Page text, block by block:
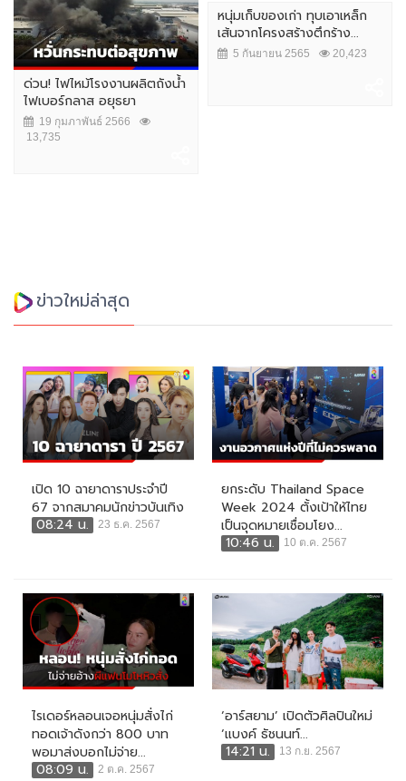
ด่วน! ไฟไหม้โรงงานผลิตถังน้ำ
ไฟเบอร์กลาส อยุธยา
19 กุมภาพันธ์ 2566
13,735
หนุ่มเก็บของเก่า ทุบเอาเหล็ก
เส้นจากโครงสร้างตึกร้าง...
5 กันยายน 2565 20,423
ข่าวใหม่ล่าสุด
เปิด 10 ฉายาดาราประจำปี
67 จากสมาคมนักข่าวบันเทิง
08:24 น.
23 ธ.ค. 2567
ยกระดับ Thailand Space
Week 2024 ตั้งเป้าให้ไทย
เป็นจุดหมายเชื่อมโยง...
10:46 น.
10 ต.ค. 2567
ไรเดอร์หลอนเจอหนุ่มสั่งไก่
ทอดเจ้าดังกว่า 800 บาท
พอมาส่งบอกไม่จ่าย...
08:09 น.
2 ต.ค. 2567
‘อาร์สยาม’ เปิดตัวศิลปินใหม่
‘แบงค์ ธัชนนท์...
14:21 น.
13 ก.ย. 2567